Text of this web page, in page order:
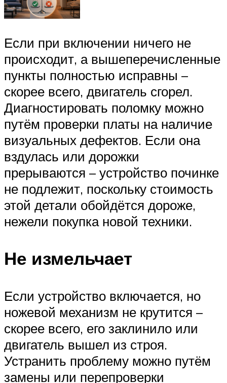
Если при включении ничего не
происходит, а вышеперечисленные
пункты полностью исправны –
скорее всего, двигатель сгорел.
Диагностировать поломку можно
путём проверки платы на наличие
визуальных дефектов. Если она
вздулась или дорожки
прерываются – устройство починке
не подлежит, поскольку стоимость
этой детали обойдётся дороже,
нежели покупка новой техники.
Не измельчает
Если устройство включается, но
ножевой механизм не крутится –
скорее всего, его заклинило или
двигатель вышел из строя.
Устранить проблему можно путём
замены или перепроверки